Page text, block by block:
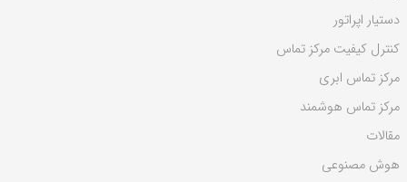
دستیار اپراتور
کنترل کیفیت مرکز تماس
مرکز تماس ابری
مرکز تماس هوشمند
مقالات
هوش مصنوعی